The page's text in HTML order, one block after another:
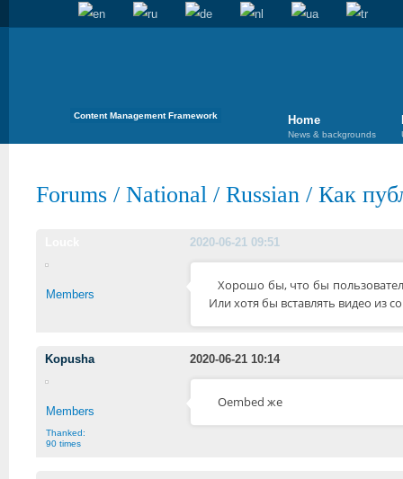
Content Management Framework Home
News & backgrounds
Forums / National / Russian / Как
2020-06-21 09:51
Members
Хорошо бы, что бы
Или хотя бы вставлять видео из
Kopusha 2020-06-21 10:14
Members
Thanked:
90 times
Oembed же